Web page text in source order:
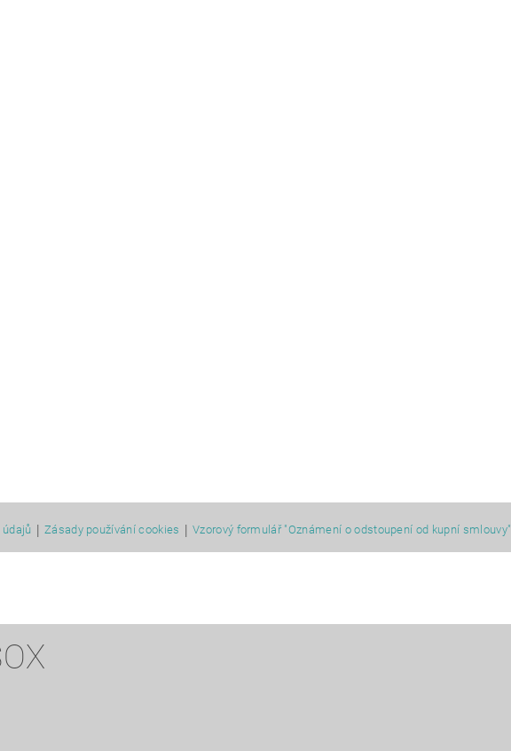
| Zásady používání cookies | Vzorový formulář "Oznámení o odstoupení od kupní smlouvy"